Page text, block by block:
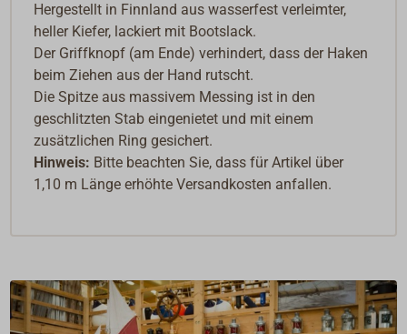
Hergestellt in Finnland aus wasserfest verleimter,
heller Kiefer, lackiert mit Bootslack.
Der Griffknopf (am Ende) verhindert, dass der Haken
beim Ziehen aus der Hand rutscht.
Die Spitze aus massivem Messing ist in den
geschlitzten Stab eingenietet und mit einem
zusätzlichen Ring gesichert.
Hinweis: Bitte beachten Sie, dass für Artikel über
1,10 m Länge erhöhte Versandkosten anfallen.